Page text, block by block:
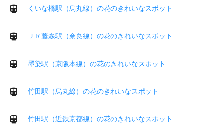
くいな橋駅（烏丸線）の花のきれいなスポット
ＪＲ藤森駅（奈良線）の花のきれいなスポット
墨染駅（京阪本線）の花のきれいなスポット
竹田駅（烏丸線）の花のきれいなスポット
竹田駅（近鉄京都線）の花のきれいなスポット